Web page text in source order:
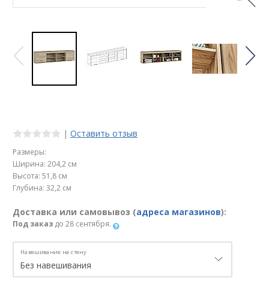
| Оставить отзыв
Размеры:
Ширина: 204,2 см
Высота: 51,8 см
Глубина: 32,2 см
Доставка или самовывоз (адреса магазинов):
Под заказ до 28 сентября.
Навешивание на стену